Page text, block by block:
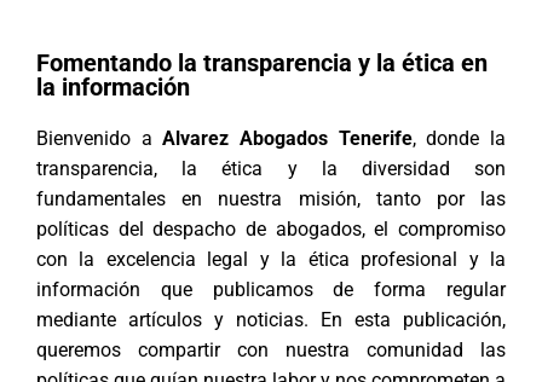
Fomentando la transparencia y la ética en
la información
Bienvenido aAlvarez Abogados Tenerife, donde la
transparencia, la ética y la diversidad son
fundamentales en nuestra misión, tanto por las
políticas del despacho de abogados, el compromiso
con la excelencia legal y la ética profesional y la
información que publicamos de forma regular
mediante artículos y noticias. En esta publicación,
queremos compartir con nuestra comunidad las